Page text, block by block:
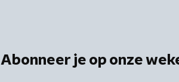
Abonneer je op onze